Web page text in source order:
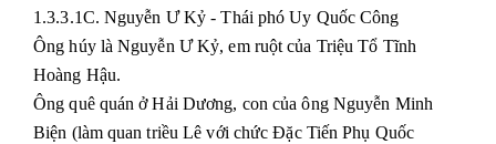
1.3.3.1C. Nguyễn Ư Kỷ - Thái phó Uy Quốc Công
Ông húy là Nguyễn Ư Kỷ, em ruột của Triệu Tổ Tĩnh
Hoàng Hậu.
Ông quê quán ở Hải Dương, con của ông Nguyễn Minh
Biện (làm quan triều Lê với chức Đặc Tiến Phụ Quốc